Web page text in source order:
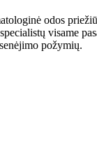
odos
visame
požymių.